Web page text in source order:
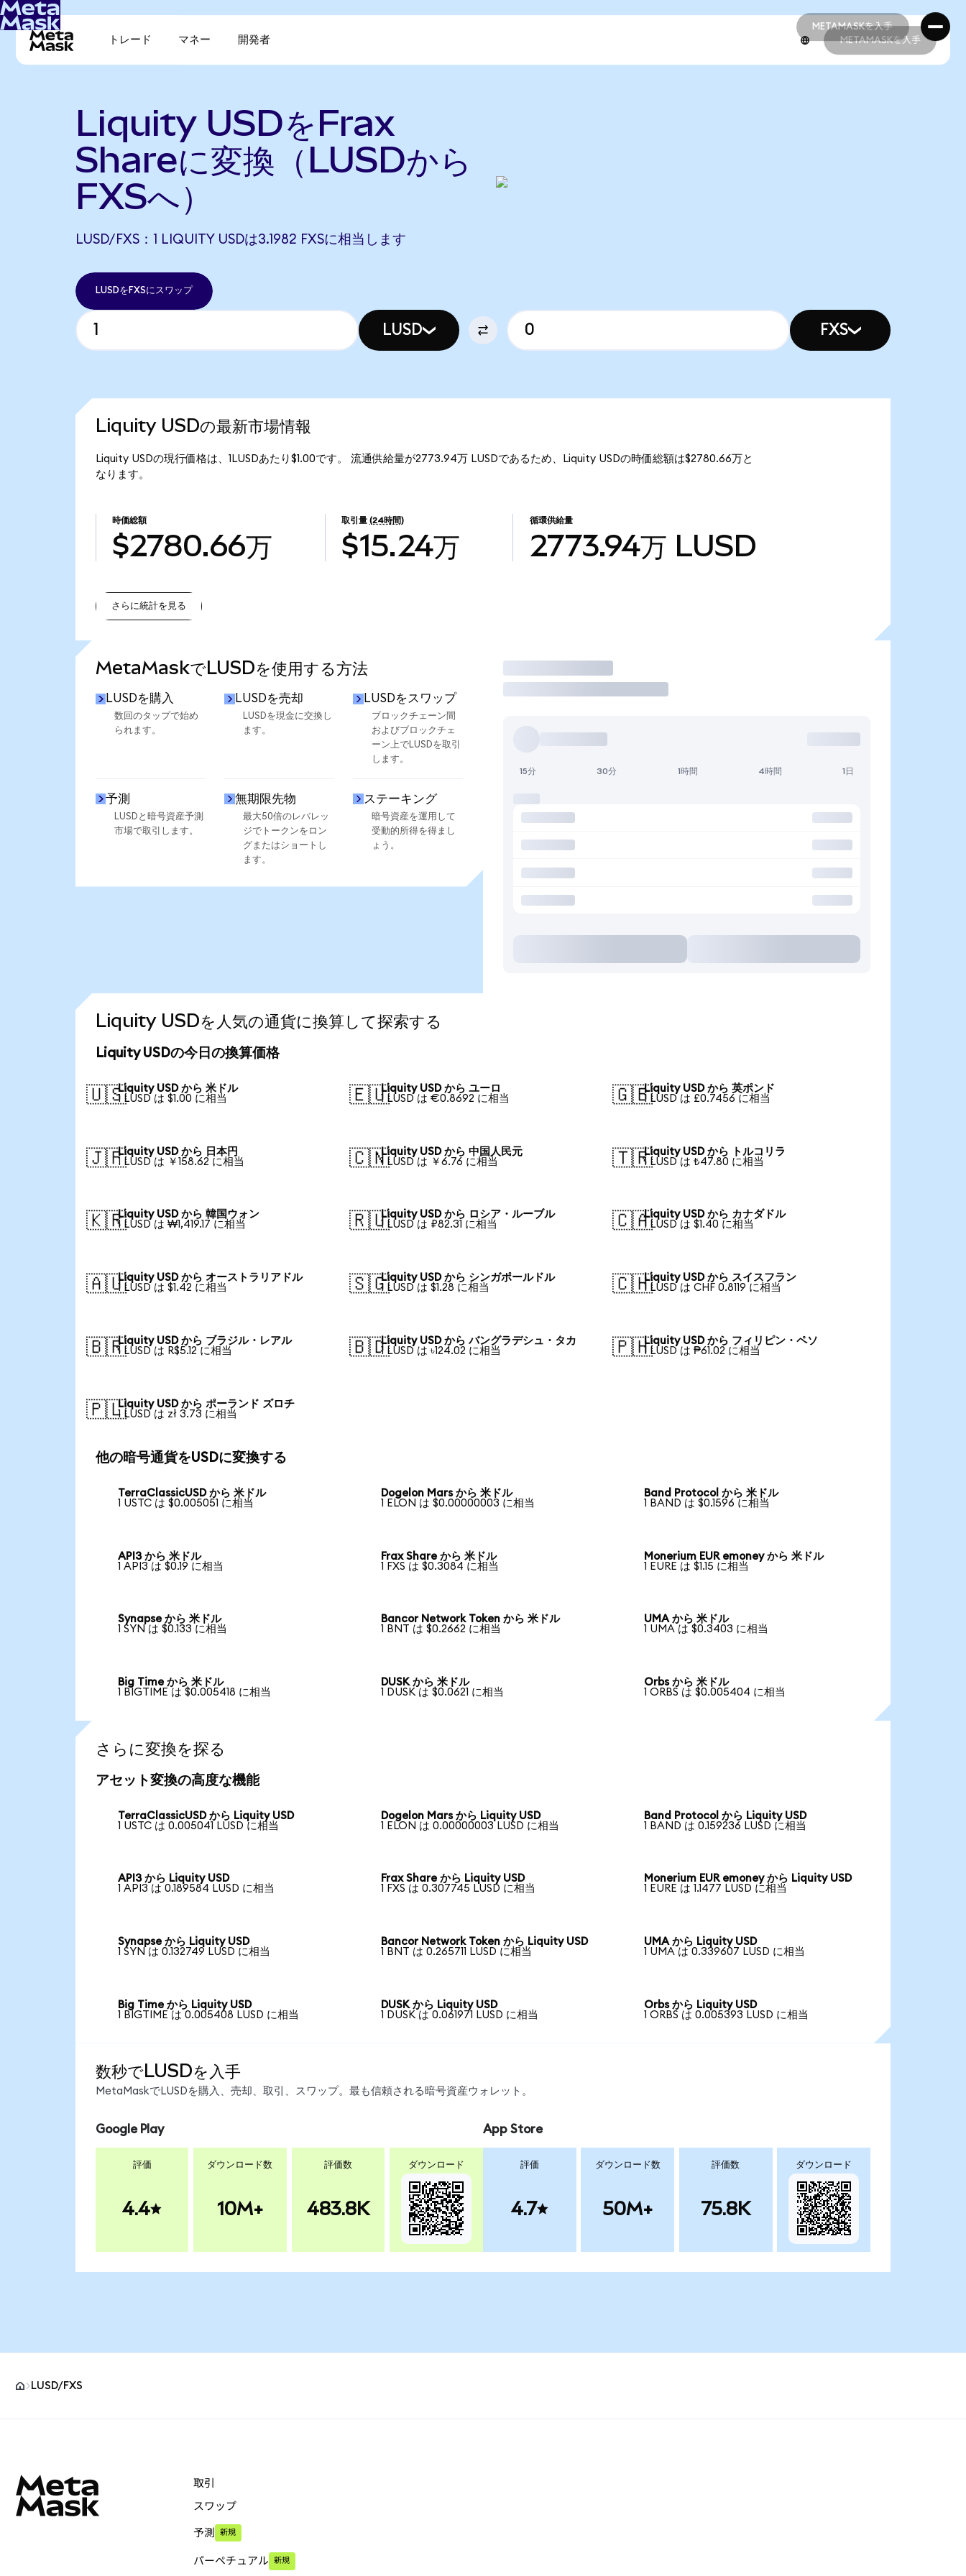
METAMASKを入手
METAMASKを入手
トレード マネー 開発者 METAMASKを入手
Liquity USDをFrax
Shareに変換（LUSDから
FXSへ）
LUSD/FXS：1 LIQUITY USDは3.1982 FXSに相当します
LUSDをFXSにスワップ
LUSD FXS
Liquity USDの最新市場情報
Liquity USDの現行価格は、1LUSDあたり$1.00です。 流通供給量が2773.94万 LUSDであるため、Liquity USDの時価総額は$2780.66万と
なります。
時価総額
$2780.66万
取引量 (24時間)
$15.24万
循環供給量
2773.94万 LUSD
さらに統計を見る
MetaMaskでLUSDを使用する方法
LUSDを購入
数回のタップで始め
られます。
LUSDを売却
LUSDを現金に交換し
ます。
LUSDをスワップ
ブロックチェーン間
およびブロックチェ
ーン上でLUSDを取引
します。
予測
LUSDと暗号資産予測
市場で取引します。
無期限先物
最大50倍のレバレッ
ジでトークンをロン
グまたはショートし
ます。
ステーキング
暗号資産を運用して
受動的所得を得まし
ょう。
取引
15分 30分 1時間 4時間 1日
Liquity USDを人気の通貨に換算して探索する
Liquity USDの今日の換算価格
🇺🇸Liquity USD から 米ドル
1 LUSD は $1.00 に相当
🇪🇺Liquity USD から ユーロ
1 LUSD は €0.8692 に相当
🇬🇧Liquity USD から 英ポンド
1 LUSD は £0.7456 に相当
🇯🇵Liquity USD から 日本円
1 LUSD は ￥158.62 に相当
🇨🇳Liquity USD から 中国人民元
1 LUSD は ￥6.76 に相当
🇹🇷Liquity USD から トルコリラ
1 LUSD は ₺47.80 に相当
🇰🇷Liquity USD から 韓国ウォン
1 LUSD は ₩1,419.17 に相当
🇷🇺Liquity USD から ロシア・ルーブル
1 LUSD は ₽82.31 に相当
🇨🇦Liquity USD から カナダドル
1 LUSD は $1.40 に相当
🇦🇺Liquity USD から オーストラリアドル
1 LUSD は $1.42 に相当
🇸🇬Liquity USD から シンガポールドル
1 LUSD は $1.28 に相当
🇨🇭Liquity USD から スイスフラン
1 LUSD は CHF 0.8119 に相当
🇧🇷Liquity USD から ブラジル・レアル
1 LUSD は R$5.12 に相当
🇧🇩Liquity USD から バングラデシュ・タカ
1 LUSD は ৳124.02 に相当
🇵🇭Liquity USD から フィリピン・ペソ
1 LUSD は ₱61.02 に相当
🇵🇱Liquity USD から ポーランド ズロチ
1 LUSD は zł 3.73 に相当
他の暗号通貨をUSDに変換する
TerraClassicUSD から 米ドル
1 USTC は $0.005051 に相当
Dogelon Mars から 米ドル
1 ELON は $0.00000003 に相当
Band Protocol から 米ドル
1 BAND は $0.1596 に相当
API3 から 米ドル
1 API3 は $0.19 に相当
Frax Share から 米ドル
1 FXS は $0.3084 に相当
Monerium EUR emoney から 米ドル
1 EURE は $1.15 に相当
Synapse から 米ドル
1 SYN は $0.133 に相当
Bancor Network Token から 米ドル
1 BNT は $0.2662 に相当
UMA から 米ドル
1 UMA は $0.3403 に相当
Big Time から 米ドル
1 BIGTIME は $0.005418 に相当
DUSK から 米ドル
1 DUSK は $0.0621 に相当
Orbs から 米ドル
1 ORBS は $0.005404 に相当
さらに変換を探る
アセット変換の高度な機能
TerraClassicUSD から Liquity USD
1 USTC は 0.005041 LUSD に相当
Dogelon Mars から Liquity USD
1 ELON は 0.00000003 LUSD に相当
Band Protocol から Liquity USD
1 BAND は 0.159236 LUSD に相当
API3 から Liquity USD
1 API3 は 0.189584 LUSD に相当
Frax Share から Liquity USD
1 FXS は 0.307745 LUSD に相当
Monerium EUR emoney から Liquity USD
1 EURE は 1.1477 LUSD に相当
Synapse から Liquity USD
1 SYN は 0.132749 LUSD に相当
Bancor Network Token から Liquity USD
1 BNT は 0.265711 LUSD に相当
UMA から Liquity USD
1 UMA は 0.339607 LUSD に相当
Big Time から Liquity USD
1 BIGTIME は 0.005408 LUSD に相当
DUSK から Liquity USD
1 DUSK は 0.061971 LUSD に相当
Orbs から Liquity USD
1 ORBS は 0.005393 LUSD に相当
数秒でLUSDを入手
MetaMaskでLUSDを購入、売却、取引、スワップ。最も信頼される暗号資産ウォレット。
Google Play
評価
4.4
ダウンロード数
10M+
評価数
483.8K
ダウンロード
App Store
評価
4.7
ダウンロード数
50M+
評価数
75.8K
ダウンロード
LUSD/FXS
取引
スワップ
予測 新規
パーペチュアル 新規